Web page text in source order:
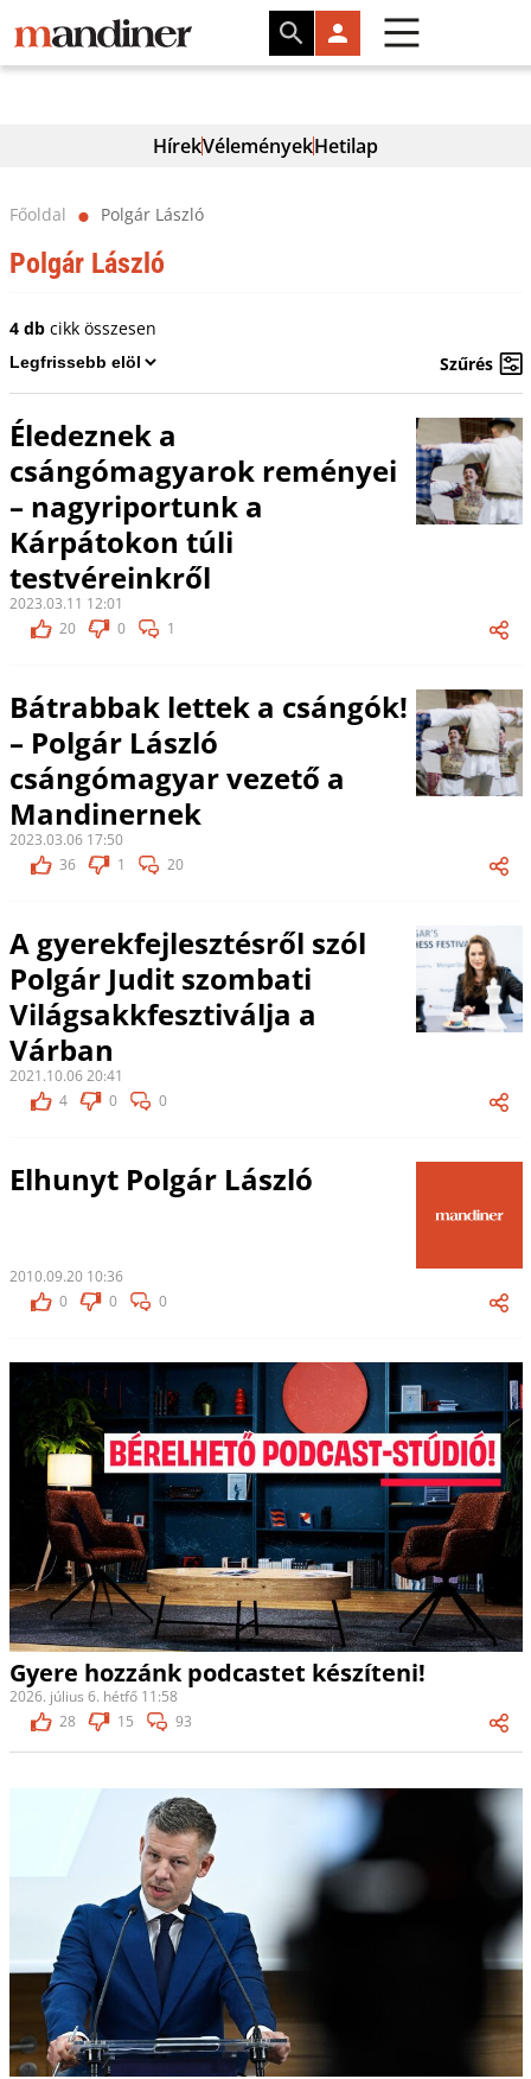
HírekVéleményekHetilap
Főoldal ⬤ Polgár László
Polgár László
4 dbcikk összesen
Szűrés
Éledeznek a
csángómagyarok reményei
– nagyriportunk a
Kárpátokon túli
testvéreinkről
2023.03.11 12:01
20
0 1
Bátrabbak lettek a csángók!
– Polgár László
csángómagyar vezető a
Mandinernek
2023.03.06 17:50
36
1 20
A gyerekfejlesztésről szól
Polgár Judit szombati
Világsakkfesztiválja a
Várban
2021.10.06 20:41
4
0 0
Elhunyt Polgár László
2010.09.20 10:36
0
0 0
Gyere hozzánk podcastet készíteni!
2026. július 6. hétfő 11:58
28
15 93